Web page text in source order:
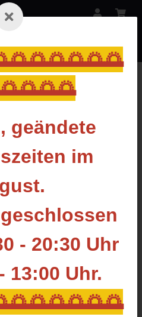
geändete
im
- 20:30 Uhr
13:00 Uhr.